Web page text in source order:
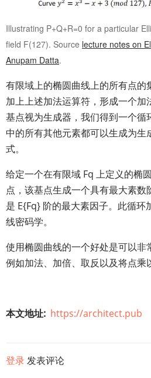
Illustrating P+Q+R=0 for a particular
field F(127). Source lecture notes on
Anupam Datta.
有限域上的椭圆曲线上的所有点的
加上上述加法运算符，形成一个加
基点视为生成器，我们得到一个循
中的所有其他元素都可以生成为生
式。
给定一个在有限域 Fq​ 上定义的椭
点，该基点生成一个具有最大素
是 E{Fq} 阶的最大素因子。此循环
线密码学。
使用椭圆曲线的一个好处是可以非
例如加法、加倍、取反以及将点乘
本文地址 https://architect.pub
登录发表评论